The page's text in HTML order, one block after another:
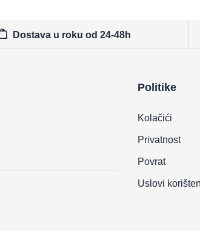
Dostava u roku od 24-48h
Politike
Kolačići
Privatnost
Povrat
Uslovi